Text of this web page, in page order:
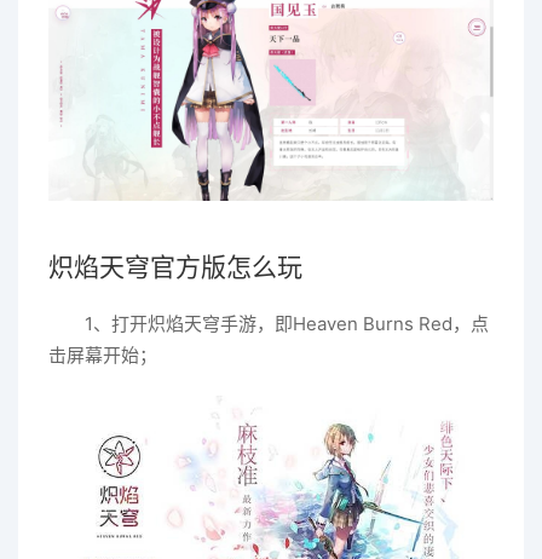
炽焰天穹官方版怎么玩
1、打开炽焰天穹手游，即Heaven Burns Red，点
击屏幕开始；